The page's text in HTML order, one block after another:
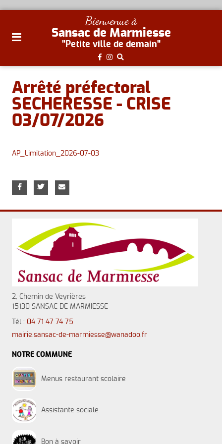
site
au
aller au
contenu
Bienvenue à
Sansac de Marmiesse
"Petite ville de demain"
Arrêté préfectoral
SECHERESSE - CRISE
03/07/2026
AP_Limitation_2026-07-03
2, Chemin de Veyrières
15130 SANSAC DE MARMIESSE
Tél : 04 71 47 74 75
mairie.sansac-de-marmiesse@wanadoo.fr
NOTRE COMMUNE
Menus restaurant scolaire
Assistante sociale
Bon à savoir